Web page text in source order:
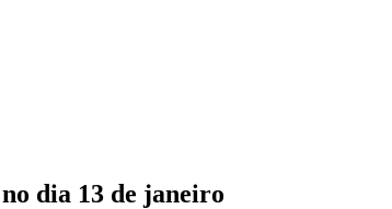
dia 13 de janeiro